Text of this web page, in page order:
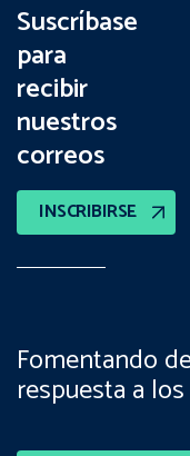
Suscríbase
para
recibir
nuestros
correos
INSCRIBIRSE
Fomentando
respuesta a